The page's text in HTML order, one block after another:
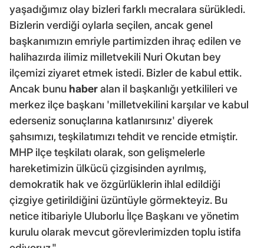
yaşadığımız olay bizleri farklı mecralara sürükledi.
Bizlerin verdiği oylarla seçilen, ancak genel
başkanımızın emriyle partimizden ihraç edilen ve
halihazırda ilimiz milletvekili Nuri Okutan bey
ilçemizi ziyaret etmek istedi. Bizler de kabul ettik.
Ancak bunu haberalan il başkanlığı yetkilileri ve
merkez ilçe başkanı 'milletvekilini karşılar ve kabul
ederseniz sonuçlarına katlanırsınız' diyerek
şahsımızı, teşkilatımızı tehdit ve rencide etmiştir.
MHP ilçe teşkilatı olarak, son gelişmelerle
hareketimizin ülkücü çizgisinden ayrılmış,
demokratik hak ve özgürlüklerin ihlal edildiği
çizgiye getirildiğini üzüntüyle görmekteyiz. Bu
netice itibariyle Uluborlu İlçe Başkanı ve yönetim
kurulu olarak mevcut görevlerimizden toplu istifa